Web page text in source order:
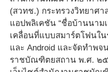
(สวทช.) กระทรวงวิทยาศา
แอปพลิเคชัน “ชื่อบ้านนาม
เคลื่อนที่แบบสมาร์ตโฟนใน
และ Android และจัดทำพ
ราชบัณฑิตยสถาน พ.ศ. ๒